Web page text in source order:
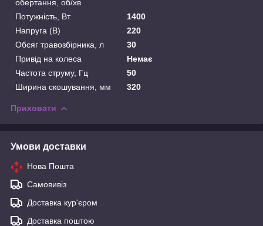
обертання, об/хв
Потужність, Вт
1400
Напруга (В)
220
Обсяг травозбірника, л
30
Привід на колеса
Немає
Частота струму, Гц
50
Ширина скошування, мм
320
Приховати
Умови доставки
Нова Пошта
Самовивіз
Доставка кур'єром
Доставка поштою